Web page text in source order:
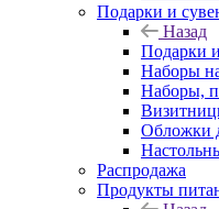
Подарки и
Назад
Подарки
Наборы
Наборы,
Обложки
Распродажа
Продукты